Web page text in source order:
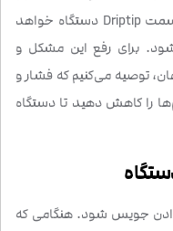
ندارد و جویس به‌صورت مستقیم وارد قسمت Driptip دستگاه خواهد
برای رفع این مشکل و
توصیه می‌کنیم که فشار و
را کاهش دهید تا دستگاه
جویس شود. هنگامی که